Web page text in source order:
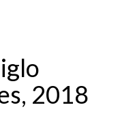
2018